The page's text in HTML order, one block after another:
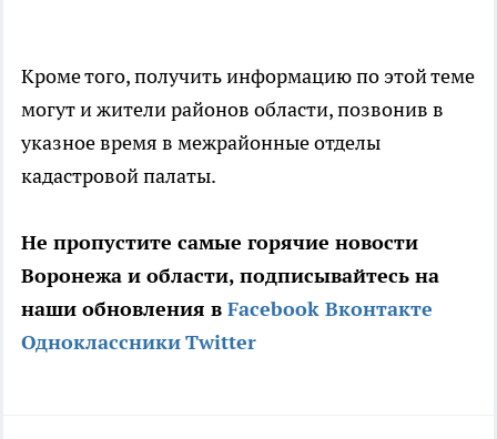
Кроме того, получить информацию по этой теме
могут и жители районов области, позвонив в
указное время в межрайонные отделы
кадастровой палаты.
Не пропустите самые горячие новости
Воронежа и области, подписывайтесь на
наши обновления в Facebook Вконтакте
ОдноклассникиTwitter